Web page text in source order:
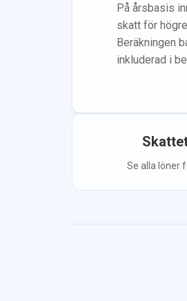
På årsbasis
skatt för
Beräkningen
inkluderad i
Se alla löner